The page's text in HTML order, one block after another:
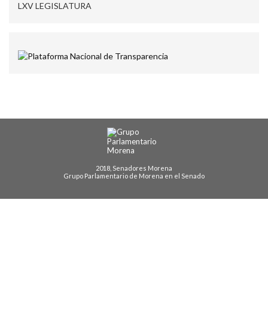
LXV LEGISLATURA
2018, Senadores Morena
Grupo Parlamentario de Morena en el Senado